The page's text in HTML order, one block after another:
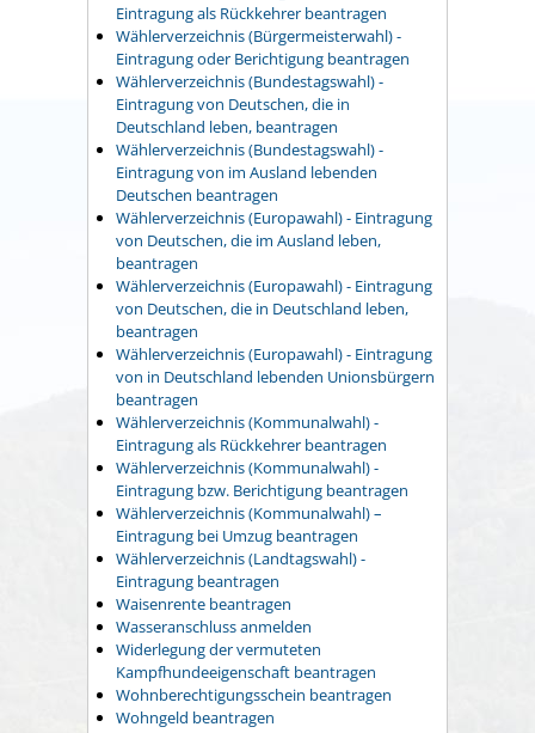
Eintragung als Rückkehrer beantragen
Wählerverzeichnis (Bürgermeisterwahl) -
Eintragung oder Berichtigung beantragen
Wählerverzeichnis (Bundestagswahl) -
Eintragung von Deutschen, die in
Deutschland leben, beantragen
Wählerverzeichnis (Bundestagswahl) -
Eintragung von im Ausland lebenden
Deutschen beantragen
Wählerverzeichnis (Europawahl) - Eintragung
von Deutschen, die im Ausland leben,
beantragen
Wählerverzeichnis (Europawahl) - Eintragung
von Deutschen, die in Deutschland leben,
beantragen
Wählerverzeichnis (Europawahl) - Eintragung
von in Deutschland lebenden Unionsbürgern
beantragen
Wählerverzeichnis (Kommunalwahl) -
Eintragung als Rückkehrer beantragen
Wählerverzeichnis (Kommunalwahl) -
Eintragung bzw. Berichtigung beantragen
Wählerverzeichnis (Kommunalwahl) –
Eintragung bei Umzug beantragen
Wählerverzeichnis (Landtagswahl) -
Eintragung beantragen
Waisenrente beantragen
Wasseranschluss anmelden
Widerlegung der vermuteten
Kampfhundeeigenschaft beantragen
Wohnberechtigungsschein beantragen
Wohngeld beantragen